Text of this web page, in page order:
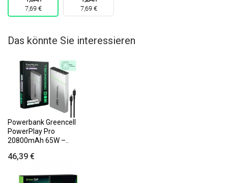
7,69 €
7,69 €
Das könnte Sie interessieren
Powerbank Greencell
PowerPlay Pro
20800mAh 65W –..
46,39 €